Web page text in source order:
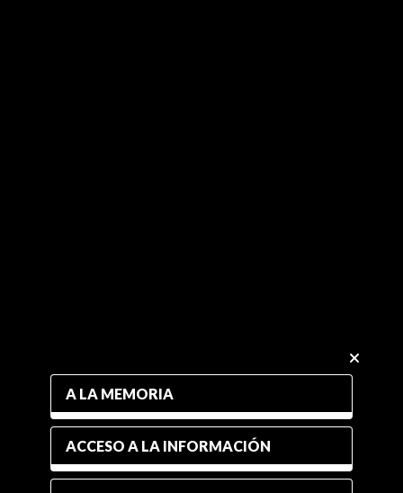
A LA MEMORIA
ACCESO A LA INFORMACIÓN